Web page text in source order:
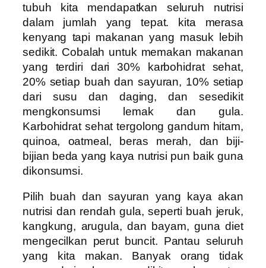
tubuh kita mendapatkan seluruh nutrisi
dalam jumlah yang tepat. kita merasa
kenyang tapi makanan yang masuk lebih
sedikit. Cobalah untuk memakan makanan
yang terdiri dari 30% karbohidrat sehat,
20% setiap buah dan sayuran, 10% setiap
dari susu dan daging, dan sesedikit
mengkonsumsi lemak dan gula.
Karbohidrat sehat tergolong gandum hitam,
quinoa, oatmeal, beras merah, dan biji-
bijian beda yang kaya nutrisi pun baik guna
dikonsumsi.
Pilih buah dan sayuran yang kaya akan
nutrisi dan rendah gula, seperti buah jeruk,
kangkung, arugula, dan bayam, guna diet
mengecilkan perut buncit. Pantau seluruh
yang kita makan. Banyak orang tidak